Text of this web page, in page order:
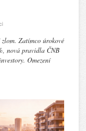
Zatímco úrokové
nová pravidla ČNB
Omezení